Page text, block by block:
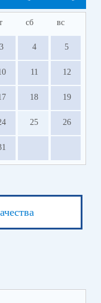
сб вс
3 4 5
11 12
18 19
25 26